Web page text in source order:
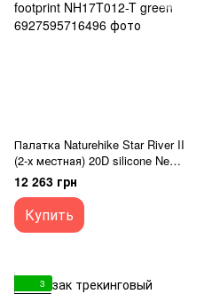
Палатка Naturehike Star River II
(2-х местная) 20D silicone New
version + footprint NH17T012-T
green
12 263 грн
Купить
3